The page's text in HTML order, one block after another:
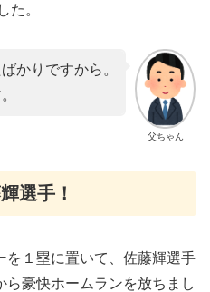
た。
父ちゃん
かりですから。
選手！
を１塁に置いて、佐藤輝選手
豪快ホームランを放ちまし